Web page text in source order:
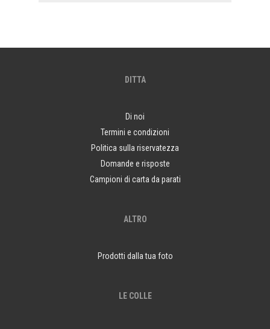
DITTA
Di noi
Termini e condizioni
Politica sulla riservatezza
Domande e risposte
Campioni di carta da parati
ALTRO
Prodotti dalla tua foto
LE COLLE